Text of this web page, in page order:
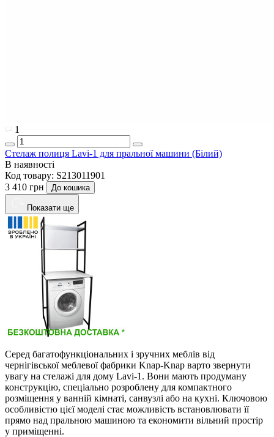
1
Стелаж полиця Lavi-1 для пральної машини (Білий)
В наявності
Код товару: S213011901
3 410 грн
До кошика
Показати ще
Серед багатофункціональних і зручних меблів від
чернігівської меблевої фабрики Knap-Knap варто звернути
увагу на стелажі для дому Lavi-1. Вони мають продуману
конструкцію, спеціально розроблену для компактного
розміщення у ванній кімнаті, санвузлі або на кухні. Ключовою
особливістю цієї моделі стає можливість встановлювати її
прямо над пральною машиною та економити вільний простір
у приміщенні.